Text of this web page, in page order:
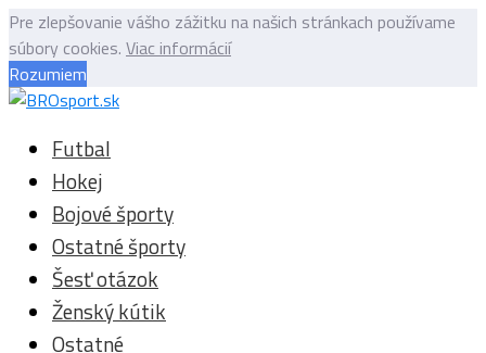
Pre zlepšovanie vášho zážitku na našich stránkach používame
súbory cookies. Viac informácií
Rozumiem
Futbal
Hokej
Bojové športy
Ostatné športy
Šesť otázok
Ženský kútik
Ostatné